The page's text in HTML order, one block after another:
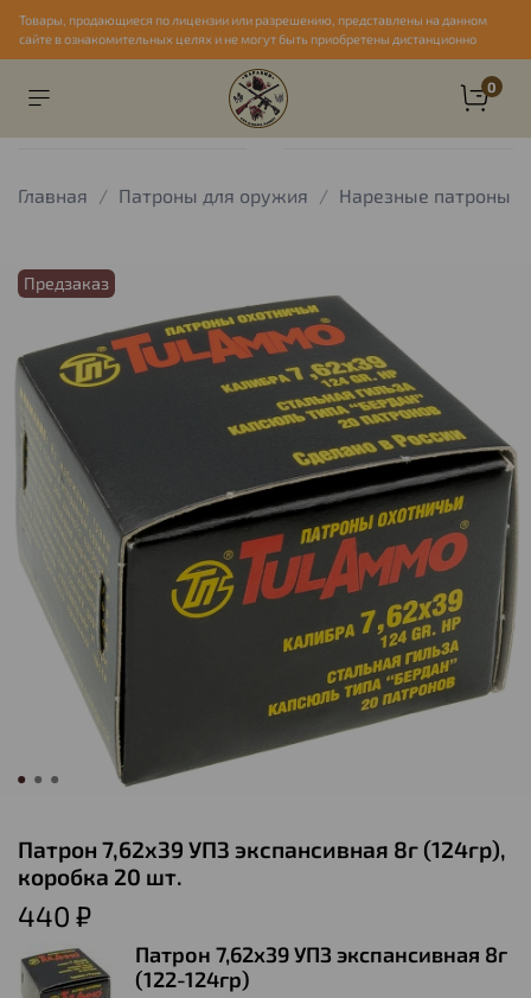
Товары, продающиеся по лицензии или разрешению, представлены на данном
сайте в ознакомительных целях и не могут быть приобретены дистанционно
0
Главная Патроны для оружия Нарезные патроны
Предзаказ
Патрон 7,62х39 УПЗ экспансивная 8г (124гр),
коробка 20 шт.
440 ₽
Патрон 7,62х39 УПЗ экспансивная 8г
(122-124гр)